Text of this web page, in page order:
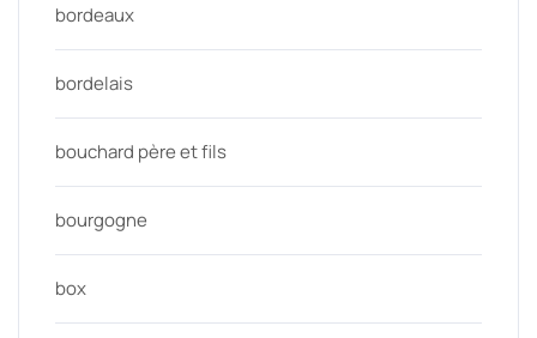
bordeaux
bordelais
bouchard père et fils
bourgogne
box